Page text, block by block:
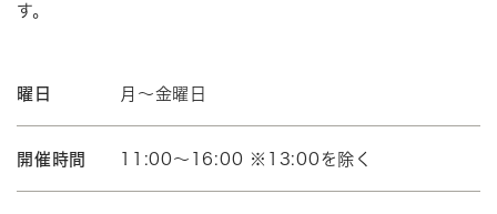
す。
曜日 月～金曜日
開催時間 11:00～16:00 ※13:00を除く